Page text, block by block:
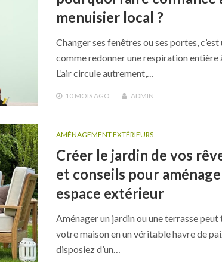
menuisier local ?
Changer ses fenêtres ou ses portes, c’est
comme redonner une respiration entière
L’air circule autrement,…
10 MOISAGO ADMIN
AMÉNAGEMENT EXTÉRIEURS
Créer le jardin de vos
et conseils pour
espace extérieur
Aménager un jardin ou une terrasse
votre maison en un véritable havre de
disposiez d’un…